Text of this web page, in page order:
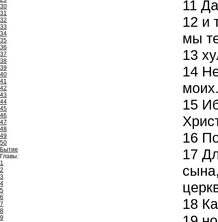
30
31
32
33
34
35
36
37
38
39
40
41
42
43
44
45
46
47
48
49
50
Бытие
Главы:
1
2
3
4
5
6
7
8
9
11
12 и
мы
13
14
15
16
17
18